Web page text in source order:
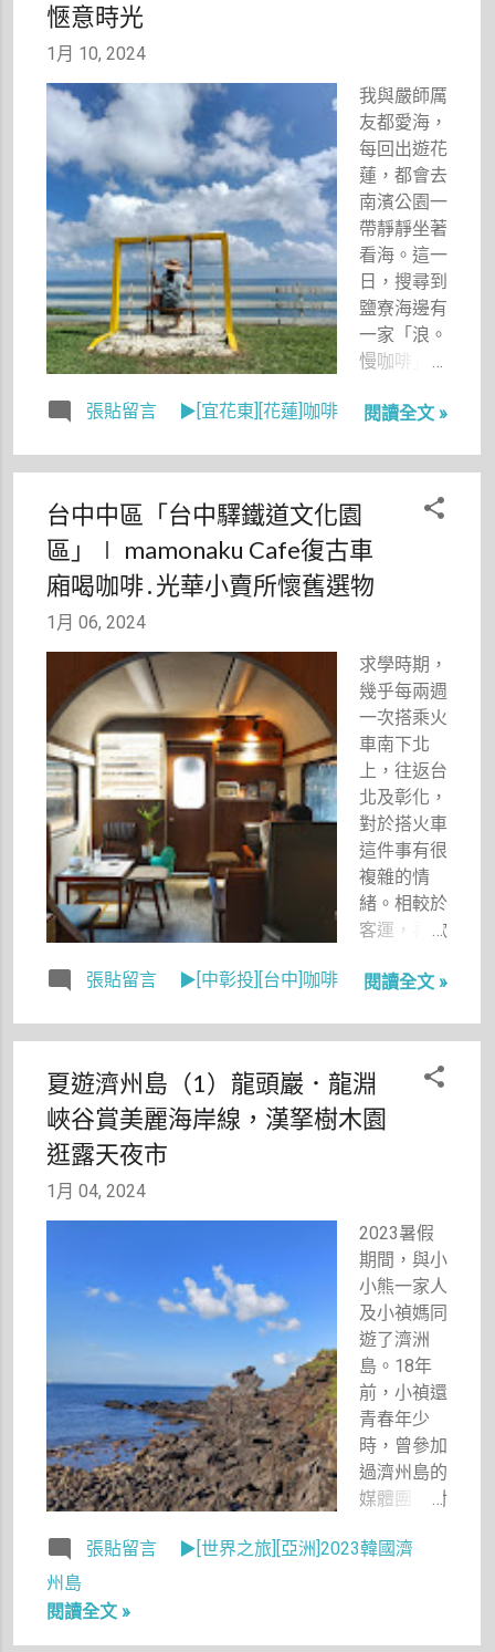
時，安排一
些悠閒看海
的行程，這
一日來到擁
有綿長海岸
線的台東自
然也不例
外。搜尋到
「都蘭咖啡
車廂」時，
我如獲至
寶。紅色的
美式復古車
蘭海岸邊，
設幾張白色
陽傘，紅色
郵筒依偎在
側，與青青
濃濃異國情
調，這幕場
景怎不教人
沉醉呢？
愜意時光
1月 10, 2024
我與嚴師厲
友都愛海，
每回出遊花
蓮，都會去
南濱公園一
帶靜靜坐著
看海。這一
日，搜尋到
鹽寮海邊有
一家「浪。
慢咖啡」，
一排美景，
費，馬上駕
車前往，想
把握天氣好
的時間，靜
靜在海邊賴
上一下午。
張貼留言 ▶[宜花東][花蓮]咖啡 閱讀全文 »
台中中區「台中驛鐵道文化園
區」∣ mamonaku Cafe復古車
廂喝咖啡․光華小賣所懷舊選物
1月 06, 2024
求學時期，
幾乎每兩週
一次搭乘火
車南下北
上，往返台
北及彰化，
對於搭火車
這件事有很
複雜的情
緒。相較於
客運，喜歡
的行駛及明
但另一方
面，假設買
到靠走道的
位置，經常
座位空間，
連假時車廂
更是擠得水
洩不通，還
曾經因為站
票人數過
多，導致我
根本無法走
到自己的座
位上。當
然，更別提
那些個連假
開放訂票的
在電話旁，
張貼留言 ▶[中彰投][台中]咖啡 閱讀全文 »
夏遊濟州島（1）龍頭巖．龍淵
峽谷賞美麗海岸線，漢拏樹木園
逛露天夜市
1月 04, 2024
2023暑假
期間，與小
小熊一家人
及小禎媽同
遊了濟洲
島。18年
前，小禎還
青春年少
時，曾參加
過濟州島的
媒體團，對
很不錯的印
張貼留言
▶[世界之旅][亞洲]2023韓國濟
州島
閱讀全文 »